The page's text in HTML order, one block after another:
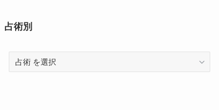
占術別
術